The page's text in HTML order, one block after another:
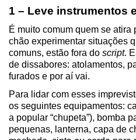
1 – Leve instrumentos
É muito comum quem se atira
chão experimentar situações
comuns, estão fora do script.
de dissabores: atolamentos,
furados e por aí vai.
Para lidar com esses
os seguintes equipamentos:
a popular “chupeta”), bomba
pequenas, lanterna, capa de